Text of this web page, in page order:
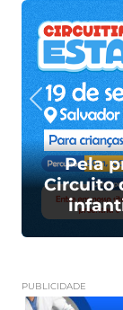
Pela
Circuito
PUBLICIDADE